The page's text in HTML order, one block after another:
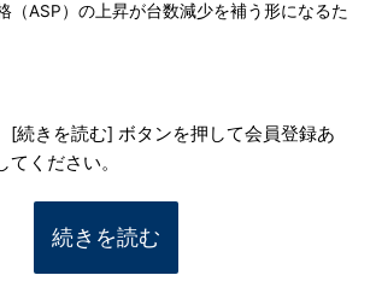
（ASP）の上昇が台数減少を補う形になるた
[続きを読む] ボタンを押して会員登録あ
ください。
続きを読む